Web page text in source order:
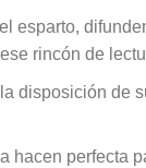
esparto,
rincón de
disposición de
hacen perfecta